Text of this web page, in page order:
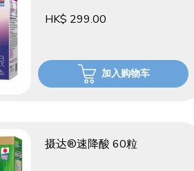
HK$ 299.00
加入购物车
摄达®速降酸 60粒